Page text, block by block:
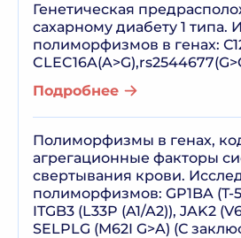
Генетическая
сахарному диабету 1 типа.
полиморфизмов в генах:
Подробнее
Полиморфизмы в генах,
агрегационные факторы
свертывания крови.
полиморфизмов: GP1BA (T-
ITGB3 (L33P (A1/A2)), JAK2
SELPLG (M62I G>A) (С